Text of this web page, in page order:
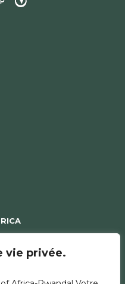
vie privée.